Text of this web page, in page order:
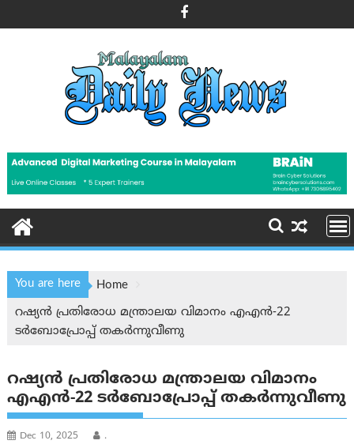
to
You are here
Home
റഷ്യൻ പ്രതിരോധ മന്ത്രാലയ വിമാനം എഎൻ-22
ടർബോപ്രോപ്പ് തകർന്നുവീണു
റഷ്യൻ പ്രതിരോധ മന്ത്രാലയ വിമാനം
എഎൻ-22 ടർബോപ്രോപ്പ് തകർന്നുവീണു
Dec 10, 2025 .